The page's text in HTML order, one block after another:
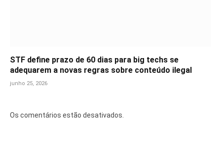
STF define prazo de 60 dias para big techs se
adequarem a novas regras sobre conteúdo ilegal
junho 25, 2026
Os comentários estão desativados.